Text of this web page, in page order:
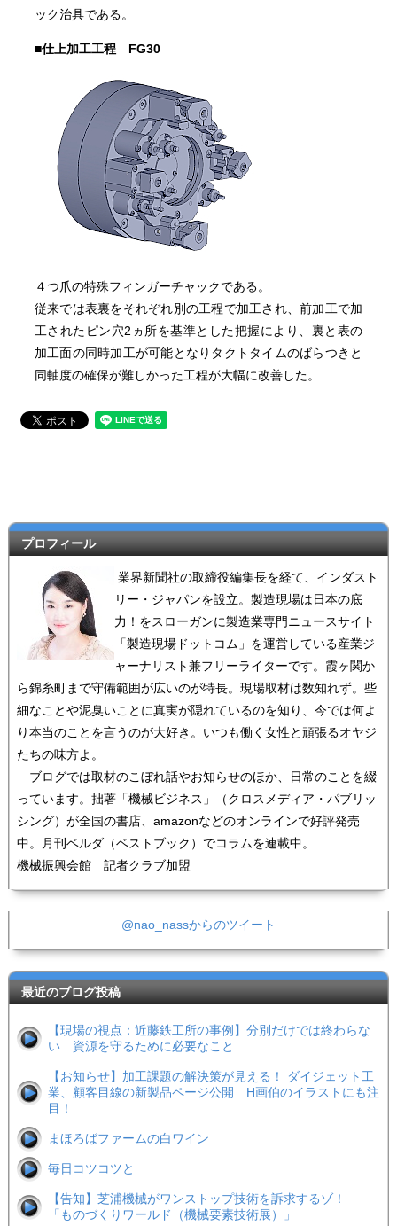
ック治具である。
■仕上加工工程 FG30
４つ爪の特殊フィンガーチャックである。
従来では表裏をそれぞれ別の工程で加工され、前加工で加
工されたピン穴2ヵ所を基準とした把握により、裏と表の
加工面の同時加工が可能となりタクトタイムのばらつきと
同軸度の確保が難しかった工程が大幅に改善した。
プロフィール
業界新聞社の取締役編集長を経て、インダスト
リー・ジャパンを設立。製造現場は日本の底
力！をスローガンに製造業専門ニュースサイト
「製造現場ドットコム」を運営している産業ジ
ャーナリスト兼フリーライターです。霞ヶ関か
ら錦糸町まで守備範囲が広いのが特長。現場取材は数知れず。些
細なことや泥臭いことに真実が隠れているのを知り、今では何よ
り本当のことを言うのが大好き。いつも働く女性と頑張るオヤジ
たちの味方よ。
ブログでは取材のこぼれ話やお知らせのほか、日常のことを綴
っています。拙著「機械ビジネス」（クロスメディア・パブリッ
シング）が全国の書店、amazonなどのオンラインで好評発売
中。月刊ベルダ（ベストブック）でコラムを連載中。
機械振興会館 記者クラブ加盟
@nao_nassからのツイート
最近のブログ投稿
【現場の視点：近藤鉄工所の事例】分別だけでは終わらな
い 資源を守るために必要なこと
【お知らせ】加工課題の解決策が見える！ ダイジェット工
業、顧客目線の新製品ページ公開 H画伯のイラストにも注
目！
まほろばファームの白ワイン
毎日コツコツと
【告知】芝浦機械がワンストップ技術を訴求するゾ！
「ものづくりワールド（機械要素技術展）」